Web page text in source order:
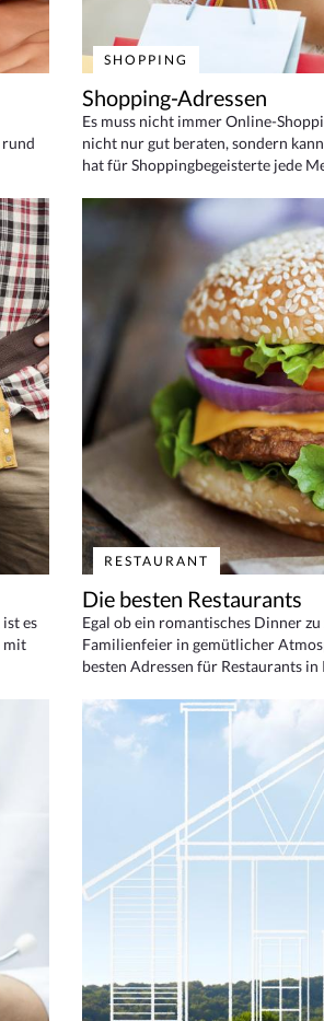
rund
SHOPPING
Shopping-Adressen
Es muss nicht immer Online-
nicht nur gut beraten, sondern
hat für Shoppingbegeisterte jede
es
mit
RESTAURANT
Die besten Restaurants
Egal ob ein romantisches Dinner
Familienfeier in gemütlicher
besten Adressen für Restaurants in